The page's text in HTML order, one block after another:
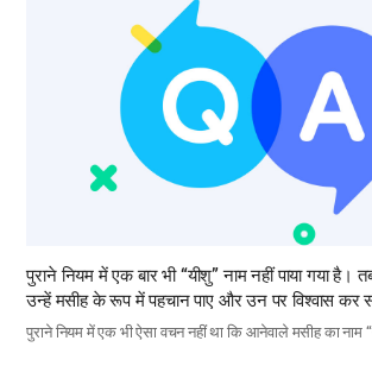
पुराने नियम में एक बार भी “यीशु” नाम नहीं पाया गया
उन्हें मसीह के रूप में पहचान पाए और उन पर विश्वास कर
पुराने नियम में एक भी ऐसा वचन नहीं था कि आनेवाले मसीह का नाम